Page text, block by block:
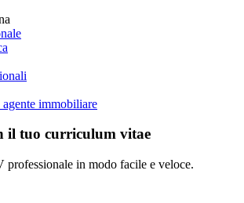
immobiliare
il tuo curriculum vitae
professionale in modo facile e veloce.